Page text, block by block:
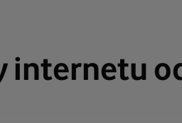
internetu